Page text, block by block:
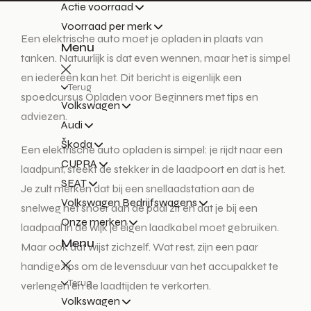
Actie voorraad
Voorraad per merk
Menu
Terug
Volkswagen
Audi
Škoda
CUPRA
SEAT
Volkswagen Bedrijfswagens
Onze merken
Menu
Terug
Volkswagen
Een elektrische auto moet je opladen in plaats van
tanken. Natuurlijk is dat even wennen, maar het is simpel
en iedereen kan het. Dit bericht is eigenlijk een
spoedcursus Opladen voor Beginners met tips en
adviezen.
Een elektrische auto opladen is simpel: je rijdt naar een
laadpunt, steekt de stekker in de laadpoort en dat is het.
Je zult merken dat bij een snellaadstation aan de
snelweg het snoer aan de paal zit en dat je bij een
laadpaal in de wijk je eigen laadkabel moet gebruiken.
Maar ook dat wijst zichzelf. Wat rest, zijn een paar
handige tips om de levensduur van het accupakket te
verlengen en de laadtijden te verkorten.